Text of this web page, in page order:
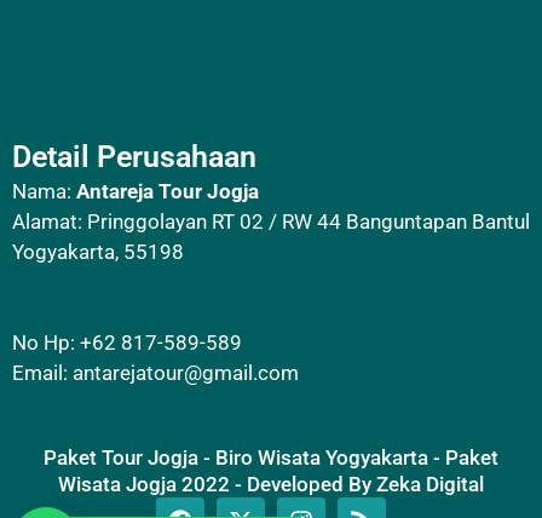
Detail Perusahaan
Nama: Antareja Tour Jogja
Alamat: Pringgolayan RT 02 / RW 44 Banguntapan Bantul
Yogyakarta, 55198
No Hp: +62 817-589-589
Email: antarejatour@gmail.com
Paket Tour Jogja - Biro Wisata Yogyakarta - Paket
Wisata Jogja 2022 - Developed By Zeka Digital